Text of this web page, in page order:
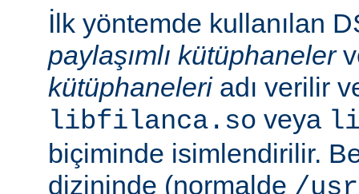
İlk yöntemde kullanılan
paylaşımlı kütüphaneler
kütüphaneleriadı verilir
libfilanca.so veya
biçiminde isimlendirilir.
dizininde (normalde